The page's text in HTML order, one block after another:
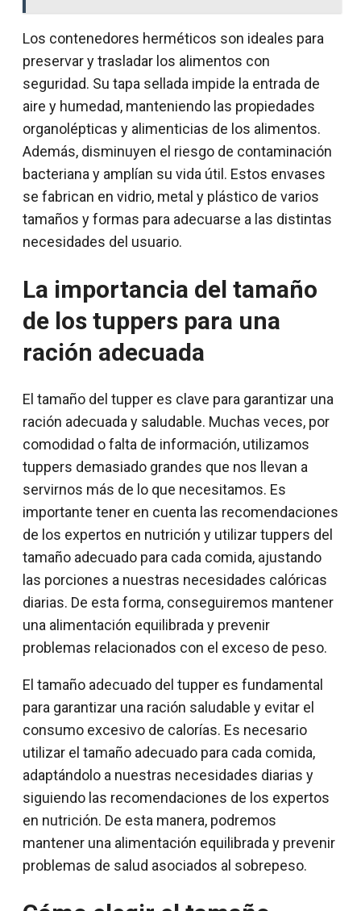
Los contenedores herméticos son ideales para
preservar y trasladar los alimentos con
seguridad. Su tapa sellada impide la entrada de
aire y humedad, manteniendo las propiedades
organolépticas y alimenticias de los alimentos.
Además, disminuyen el riesgo de contaminación
bacteriana y amplían su vida útil. Estos envases
se fabrican en vidrio, metal y plástico de varios
tamaños y formas para adecuarse a las distintas
necesidades del usuario.
La importancia del tamaño
de los tuppers para una
ración adecuada
El tamaño del tupper es clave para garantizar una
ración adecuada y saludable. Muchas veces, por
comodidad o falta de información, utilizamos
tuppers demasiado grandes que nos llevan a
servirnos más de lo que necesitamos. Es
importante tener en cuenta las recomendaciones
de los expertos en nutrición y utilizar tuppers del
tamaño adecuado para cada comida, ajustando
las porciones a nuestras necesidades calóricas
diarias. De esta forma, conseguiremos mantener
una alimentación equilibrada y prevenir
problemas relacionados con el exceso de peso.
El tamaño adecuado del tupper es fundamental
para garantizar una ración saludable y evitar el
consumo excesivo de calorías. Es necesario
utilizar el tamaño adecuado para cada comida,
adaptándolo a nuestras necesidades diarias y
siguiendo las recomendaciones de los expertos
en nutrición. De esta manera, podremos
mantener una alimentación equilibrada y prevenir
problemas de salud asociados al sobrepeso.